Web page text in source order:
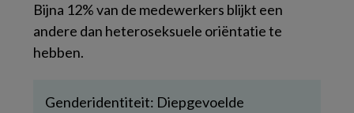
Bijna 12% van de medewerkers blijkt een
andere dan heteroseksuele oriëntatie te
hebben.
Genderidentiteit: Diepgevoelde